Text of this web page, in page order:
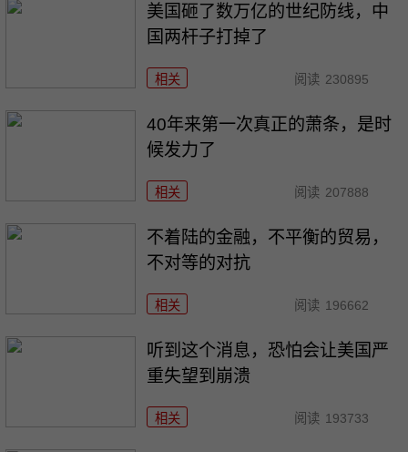
美国砸了数万亿的世纪防线，中
国两杆子打掉了
相关 阅读 230895
40年来第一次真正的萧条，是时
候发力了
相关 阅读 207888
不着陆的金融，不平衡的贸易，
不对等的对抗
相关 阅读 196662
听到这个消息，恐怕会让美国严
重失望到崩溃
相关 阅读 193733